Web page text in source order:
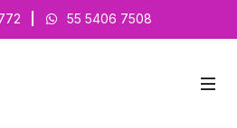
55 5406 7508